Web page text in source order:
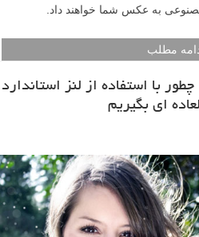
به عکس شما خواهند داد.
مطلب
میلیمتر: چطور با استفاده از لنز استاندارد
ای بگیریم